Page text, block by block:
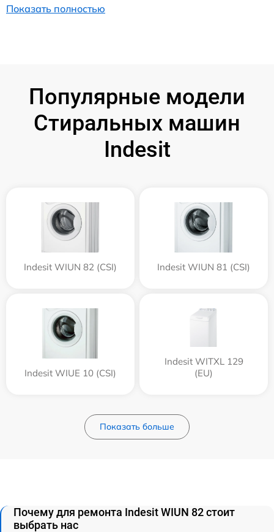
Показать полностью
Популярные модели
Стиральных машин
Indesit
Indesit WIUN 82 (CSI) Indesit WIUN 81 (CSI)
Indesit WIUE 10 (CSI)
Indesit WITXL 129
(EU)
Показать больше
Почему для ремонта Indesit WIUN 82 стоит
выбрать нас